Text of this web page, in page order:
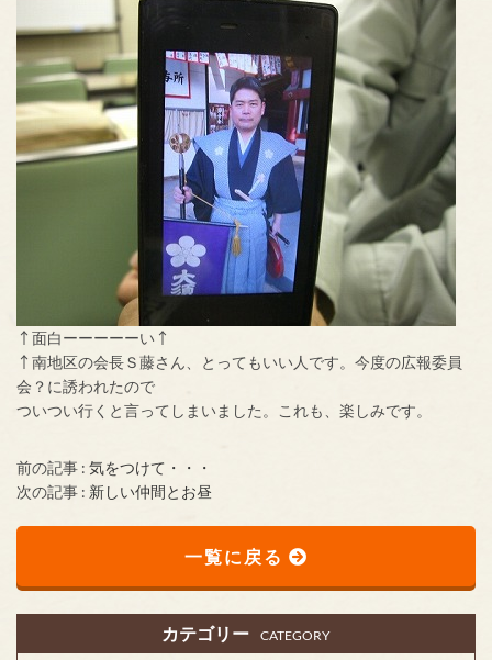
↑面白ーーーーーい↑
↑南地区の会長Ｓ藤さん、とってもいい人です。今度の広報委員
会？に誘われたので
ついつい行くと言ってしまいました。これも、楽しみです。
前の記事 : 気をつけて・・・
次の記事 : 新しい仲間とお昼
一覧に戻る
カテゴリー CATEGORY